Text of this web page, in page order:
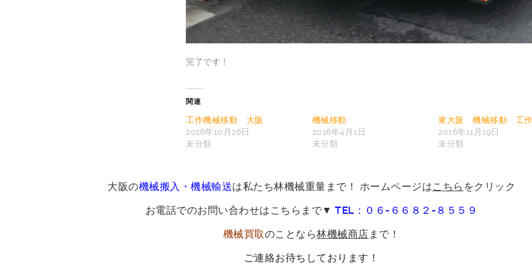
完了です！
関連
工作機械移動 大阪
2016年10月26日
未分類
機械移動
2016年4月1日
未分類
東大阪 機械移動 工
2016年11月19日
未分類
大阪の機械搬入・機械輸送は私たち林機械重量まで！ ホームページはこちら をクリック
お電話でのお問い合わせはこちらまで▼ TEL：０６-６６８２-８５５９
機械買取のことなら林機械商店 まで！
ご連絡お待ちしております！